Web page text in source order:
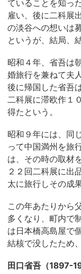
ていることを知っ
雇い、後に二科展
の淡谷への想いは
というが、結局、
昭和４年、省吾は
婚旅行を兼ねて夫
後に帰国した省吾
二科展に滞欧作１
得たという。
昭和９年には、同
って中国満州を旅
は、その時の取材
２２回二科展に出
太に旅行しその成
この年あたりから
多くなり、町内で
は日本橋高島屋で
結核で没したため
田口省吾（1897-